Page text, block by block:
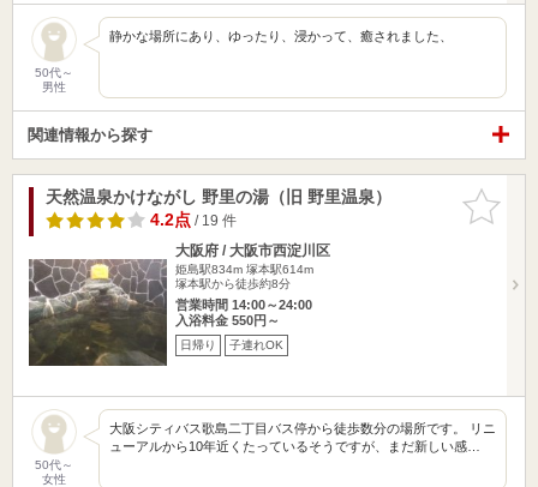
50代～
男性
静かな場所にあり、ゆったり、浸かって、癒されました、
関連情報から探す
お気に入
りに追加
天然温泉かけながし 野里の湯（旧 野里温泉）
4.2点/ 19 件
大阪府 / 大阪市西淀川区
姫島駅834m 塚本駅614m
塚本駅から徒歩約8分
営業時間 14:00～24:00
入浴料金 550円～
日帰り 子連れOK
50代～
女性
大阪シティバス歌島二丁目バス停から徒歩数分の場所です。 リニ
ューアルから10年近くたっているそうですが、まだ新しい感…